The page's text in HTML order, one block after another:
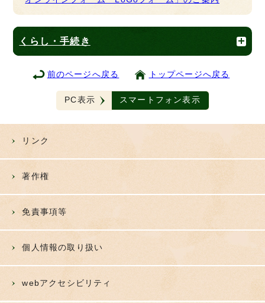
くらし・手続き
前のページへ戻る トップページへ戻る
PC表示 スマートフォン表示
リンク
著作権
免責事項等
個人情報の取り扱い
webアクセシビリティ